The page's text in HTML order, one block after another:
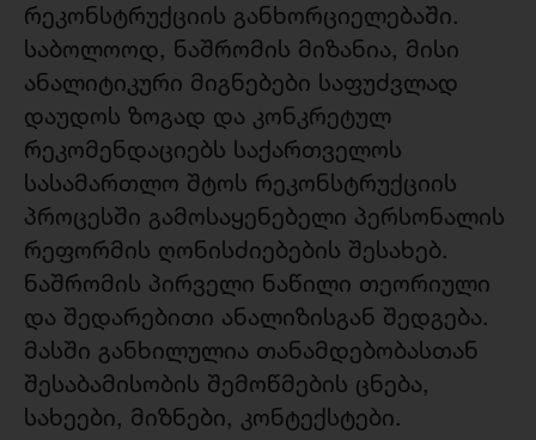
რეკონსტრუქციის განხორციელებაში.
საბოლოოდ, ნაშრომის მიზანია, მისი
ანალიტიკური მიგნებები საფუძვლად
დაუდოს ზოგად და კონკრეტულ
რეკომენდაციებს საქართველოს
სასამართლო შტოს რეკონსტრუქციის
პროცესში გამოსაყენებელი პერსონალის
რეფორმის ღონისძიებების შესახებ.
ნაშრომის პირველი ნაწილი თეორიული
და შედარებითი ანალიზისგან შედგება.
მასში განხილულია თანამდებობასთან
შესაბამისობის შემოწმების ცნება,
სახეები, მიზნები, კონტექსტები.